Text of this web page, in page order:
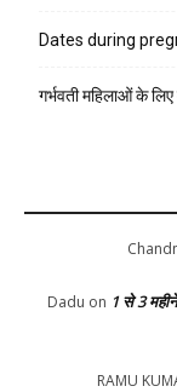
Dates during
गर्भवती महिलाओं के
Dadu on 1 से 3
RAMU